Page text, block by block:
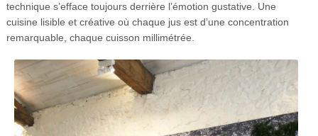
technique s’efface toujours derrière l’émotion gustative. Une
cuisine lisible et créative où chaque jus est d’une concentration
remarquable, chaque cuisson millimétrée.